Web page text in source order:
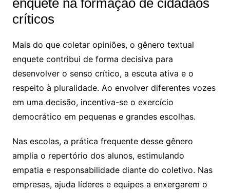
enquete na formação de cidadãos
críticos
Mais do que coletar opiniões, o gênero textual
enquete contribui de forma decisiva para
desenvolver o senso crítico, a escuta ativa e o
respeito à pluralidade. Ao envolver diferentes vozes
em uma decisão, incentiva-se o exercício
democrático em pequenas e grandes escolhas.
Nas escolas, a prática frequente desse gênero
amplia o repertório dos alunos, estimulando
empatia e responsabilidade diante do coletivo. Nas
empresas, ajuda líderes e equipes a enxergarem o